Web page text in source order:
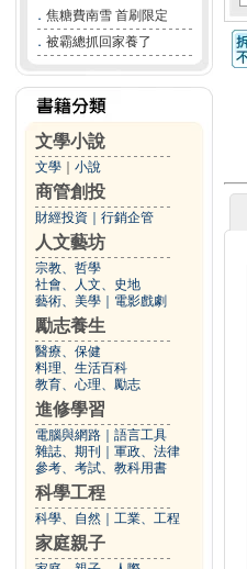
． 焦糖費南雪 首刷限定
． 被霸總抓回家養了
文學小說
文學 小說
商管創投
財經投資 行銷企管
人文藝坊
宗教、哲學
社會、人文、史地
藝術、美學
電影戲劇
勵志養生
醫療、保健
料理、生活百科
教育、心理、勵志
進修學習
電腦與網路
語言工具
雜誌、期刊
軍政、法律
參考、考試、教科用書
科學工程
科學、自然 工業、工程
家庭親子